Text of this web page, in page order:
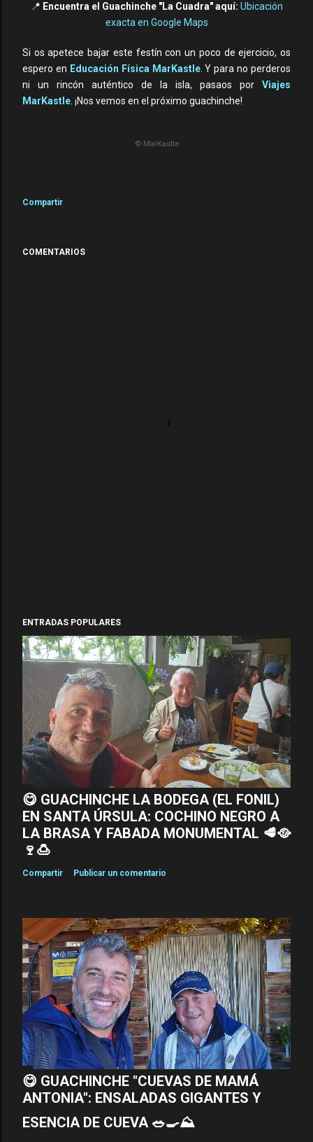
📍 Encuentra el Guachinche "La Cuadra" aquí: Ubicación
exacta en Google Maps
Si os apetece bajar este festín con un poco de ejercicio, os
espero en Educación Física MarKastle. Y para no perderos
ni un rincón auténtico de la isla, pasaos por Viajes
MarKastle . ¡Nos vemos en el próximo guachinche!
© MarKastle
Compartir
COMENTARIOS
ENTRADAS POPULARES
😋 GUACHINCHE LA BODEGA (EL FONIL)
EN SANTA ÚRSULA: COCHINO NEGRO A
LA BRASA Y FABADA MONUMENTAL 🥩🥘
🍷🍮
Compartir Publicar un comentario
😋 GUACHINCHE "CUEVAS DE MAMÁ
ANTONIA": ENSALADAS GIGANTES Y
ESENCIA DE CUEVA 🥗🍳⛰️